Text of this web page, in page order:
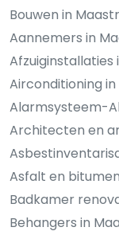
Bouwen in
Aannemers in
Airconditioning
Alarmsysteem-
Architecten en
Asfalt en
Badkamer
Behangers in